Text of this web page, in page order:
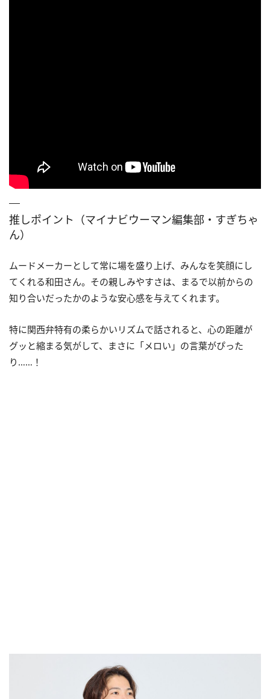
推しポイント（マイナビウーマン編集部・すぎちゃ
ん）
ムードメーカーとして常に場を盛り上げ、みんなを笑顔にし
てくれる和田さん。その親しみやすさは、まるで以前からの
知り合いだったかのような安心感を与えてくれます。
特に関西弁特有の柔らかいリズムで話されると、心の距離が
グッと縮まる気がして、まさに「メロい」の言葉がぴった
り……！